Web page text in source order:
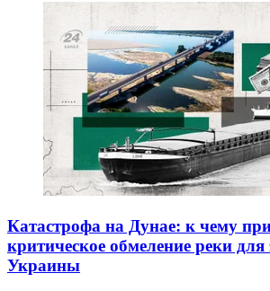
Катастрофа на Дунае: к чему
критическое обмеление реки
Украины